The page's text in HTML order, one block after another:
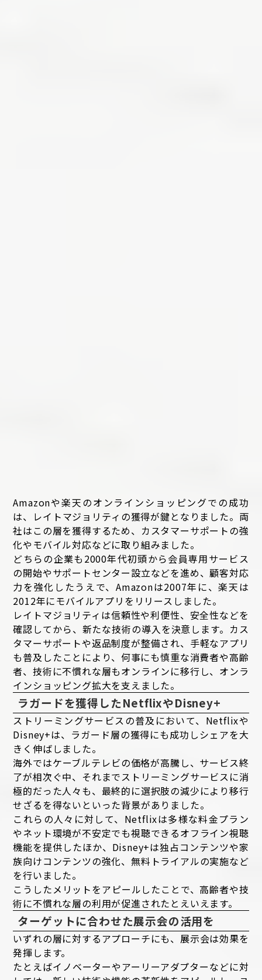
Amazonや楽天のオンラインショッピングでの成功
は、レイトマジョリティの獲得が鍵となりました。両
社はこの層を獲得するため、カスタマーサポートの強
化やモバイル対応などに取り組みました。
どちらの企業も2000年代初頭から会員専用サービス
の開始やサポートセンター設立などを進め、顧客対応
力を強化したうえで、Amazonは2007年に、楽天は
2012年にモバイルアプリをリリースしました。
レイトマジョリティは信頼性や利便性、安全性などを
確認してから、新たな技術の導入を決意します。カス
タマーサポートや返品制度が整備され、手軽なアプリ
も普及したことにより、何事にも慎重な消費者や高齢
者、技術に不慣れな層もオンラインに移行し、オンラ
インショッピング拡大を支えました。
ラガードを獲得したNetflixやDisney+
ストリーミングサービスの普及において、Netflixや
Disney+は、ラガード層の獲得にも成功しシェアを大
きく伸ばしました。
海外ではケーブルテレビの価格が高騰し、サービス終
了が相次ぐ中、それまでストリーミングサービスに消
極的だった人々も、最終的に選択肢の減少により移行
せざるを得ないといった背景がありました。
これらの人々に対して、Netflixは多様な料金プラン
やネット環境が不安定でも視聴できるオフライン視聴
機能を提供したほか、Disney+は独占コンテンツや家
族向けコンテンツの強化、無料トライアルの実施など
を行いました。
こうしたメリットをアピールしたことで、高齢者や技
術に不慣れな層の利用が促進されたとえいえます。
ターゲットに合わせた展示会の活用を
いずれの層に対するアプローチにも、展示会は効果を
発揮します。
たとえばイノベーターやアーリーアダプターなどに対